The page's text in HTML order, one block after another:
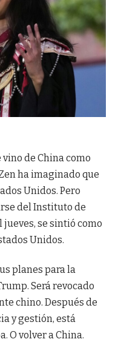
vino de China como
ha imaginado que
Unidos. Pero
del Instituto de
se sintió como
Unidos.
planes para la
Será revocado
chino. Después de
y gestión, está
O volver a China.